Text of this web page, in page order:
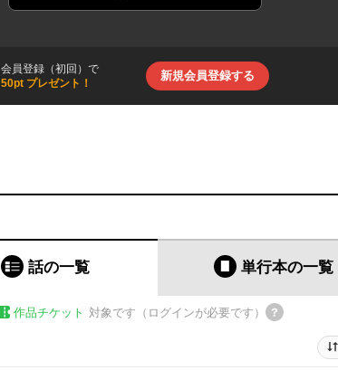
会員登録（初回）で
50pt プレゼント！
新規会員登録する
話の一覧 単行本の一覧
作品チケット 対象です（ログインが必要です）